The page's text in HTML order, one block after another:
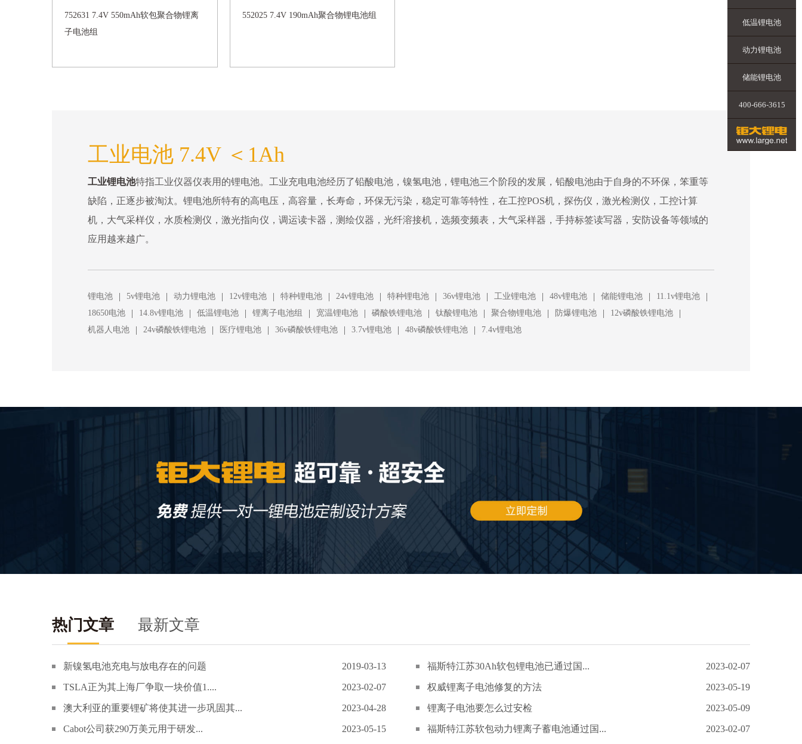
752631 7.4V 550mAh软包聚合物锂离
子电池组
552025 7.4V 190mAh聚合物锂电池组
工业电池 7.4V ＜1Ah
工业锂电池特指工业仪器仪表用的锂电池。工业充电电池经历了铅酸电池，镍氢电池，锂电池三个阶段的发展，铅酸电池由于自身的不环保，笨重等
缺陷，正逐步被淘汰。锂电池所特有的高电压，高容量，长寿命，环保无污染，稳定可靠等特性，在工控POS机，探伤仪，激光检测仪，工控计算
机，大气采样仪，水质检测仪，激光指向仪，调运读卡器，测绘仪器，光纤溶接机，选频变频表，大气采样器，手持标签读写器，安防设备等领域的
应用越来越广。
锂电池 | 5v锂电池 | 动力锂电池 | 12v锂电池 | 特种锂电池 | 24v锂电池 | 特种锂电池 | 36v锂电池 | 工业锂电池 | 48v锂电池 | 储能锂电池 | 11.1v锂电池 |
18650电池 | 14.8v锂电池 | 低温锂电池 | 锂离子电池组 | 宽温锂电池 | 磷酸铁锂电池 | 钛酸锂电池 | 聚合物锂电池 | 防爆锂电池 | 12v磷酸铁锂电池 |
机器人电池 | 24v磷酸铁锂电池 | 医疗锂电池 | 36v磷酸铁锂电池 | 3.7v锂电池 | 48v磷酸铁锂电池 | 7.4v锂电池
热门文章 最新文章
新镍氢电池充电与放电存在的问题 2019-03-13 福斯特江苏30Ah软包锂电池已通过国... 2023-02-07
TSLA正为其上海厂争取一块价值1.... 2023-02-07 权威锂离子电池修复的方法 2023-05-19
澳大利亚的重要锂矿将使其进一步巩固其... 2023-04-28 锂离子电池要怎么过安检 2023-05-09
Cabot公司获290万美元用于研发... 2023-05-15 福斯特江苏软包动力锂离子蓄电池通过国... 2023-02-07
低温锂电池
动力锂电池
储能锂电池
400-666-3615